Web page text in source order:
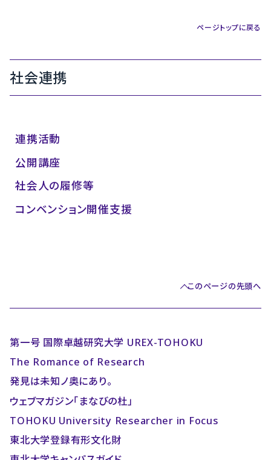
ページトップに戻る
社会連携
連携活動
公開講座
社会人の履修等
コンベンション開催支援
このページの先頭へ
第一号 国際卓越研究大学 UREX-TOHOKU
The Romance of Research
発見は未知ノ奥にあり。
ウェブマガジン「まなびの杜」
TOHOKU University Researcher in Focus
東北大学登録有形文化財